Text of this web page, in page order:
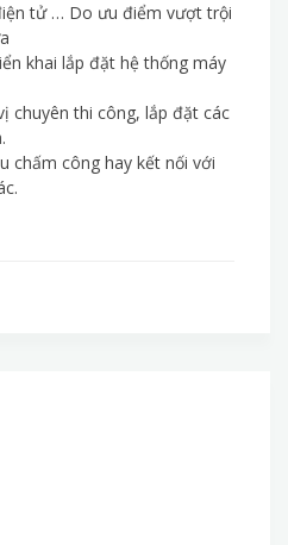
tử … Do ưu điểm vượt trội
khai lắp đặt hệ thống máy
chuyên thi công, lắp đặt các
chấm công hay kết nối với